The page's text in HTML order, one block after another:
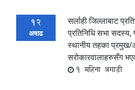
12
अषाढ
सर्लाही जिल्लाबाट
प्रतिनिधि सभा
स्थानीय तहका प्रमुख/
सरोकारवालाहरुसँग
1 महिना अगाडी